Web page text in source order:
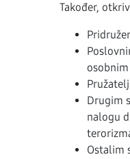
Također,
Drugim
nalogu
Ostalim